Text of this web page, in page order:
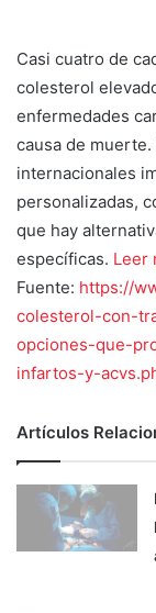
Casi cuatro de
colesterol
enfermedades
causa de
internacionales
personalizadas,
que hay
específicas. Leer
Fuente: https://
colesterol-con-
opciones-que-
infartos-y-
Artículos